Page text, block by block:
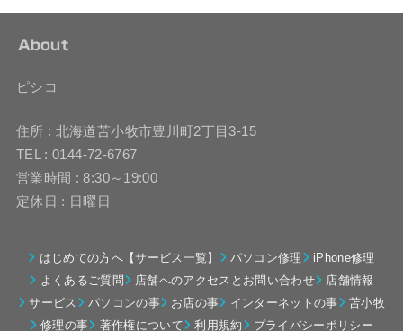
About
ピシコ
住所 : 北海道苫小牧市豊川町2丁目3-15
TEL : 0144-72-6767
営業時間 : 8:30～19:00
定休日 : 日曜日
はじめての方へ【サービス一覧】 パソコン修理
iPhone修理
よくあるご質問
店舗へのアクセスとお問い合わせ
店舗情報
サービス
パソコンの事 お店の事 インターネットの事
苫小牧
修理の事
著作権について 利用規約 プライバシーポリシー